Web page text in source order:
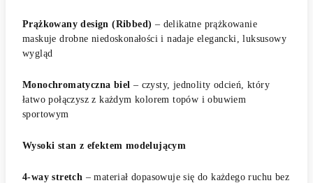
Prążkowany design (Ribbed) – delikatne prążkowanie
maskuje drobne niedoskonałości i nadaje elegancki, luksusowy
wygląd
Monochromatyczna biel – czysty, jednolity odcień, który
łatwo połączysz z każdym kolorem topów i obuwiem
sportowym
Wysoki stan z efektem modelującym
4-way stretch – materiał dopasowuje się do każdego ruchu bez